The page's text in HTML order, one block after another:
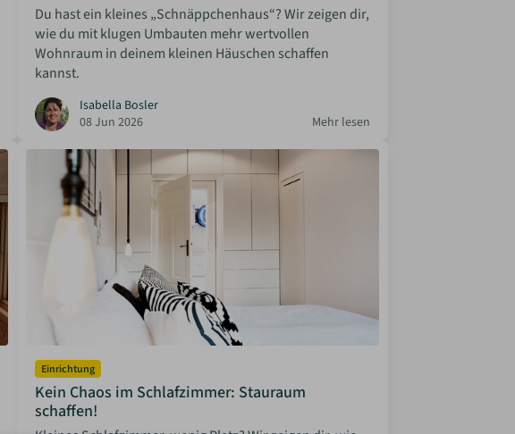
Du hast ein kleines „Schnäppchenhaus“? Wir zeigen dir,
wie du mit klugen Umbauten mehr wertvollen
Wohnraum in deinem kleinen Häuschen schaffen
kannst.
Isabella Bosler
08 Jun 2026
Mehr lesen
Einrichtung
Kein Chaos im Schlafzimmer: Stauraum
schaffen!